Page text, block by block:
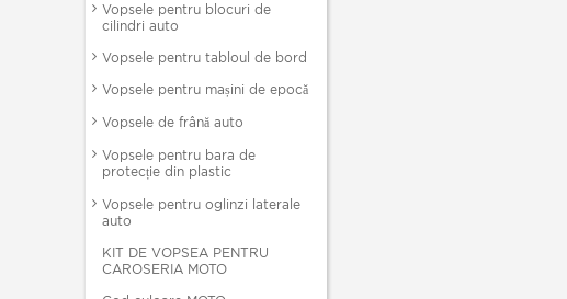
Vopsele pentru blocuri de
cilindri auto
Vopsele pentru tabloul de bord
Vopsele pentru mașini de epocă
Vopsele de frână auto
Vopsele pentru bara de
protecție din plastic
Vopsele pentru oglinzi laterale
auto
KIT DE VOPSEA PENTRU
CAROSERIA MOTO